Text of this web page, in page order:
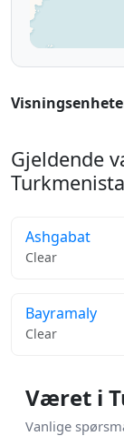
Gjeldende
Ashgabat
Clear
Bayramaly
Clear
Været i
Vanlige